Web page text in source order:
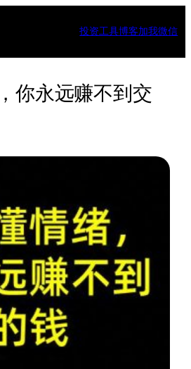
投资工具博客加我微信
你永远赚不到交